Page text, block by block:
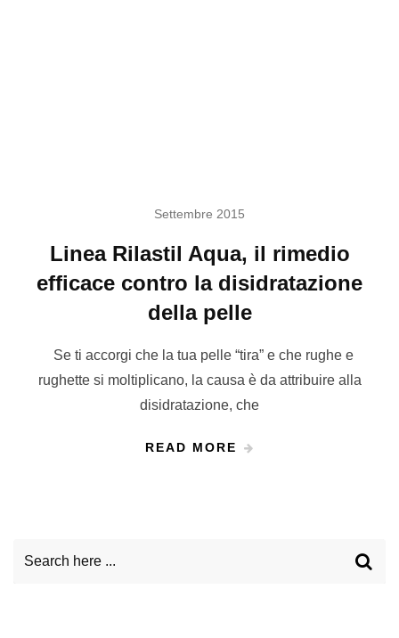
Settembre 2015
Linea Rilastil Aqua, il rimedio
efficace contro la disidratazione
della pelle
Se ti accorgi che la tua pelle “tira” e che rughe e
rughette si moltiplicano, la causa è da attribuire alla
disidratazione, che
READ MORE